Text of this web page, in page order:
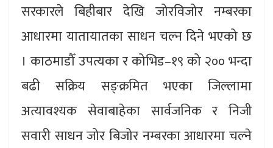
सरकारले बिहीबार देखि जोरविजोर नम्बरका
आधारमा यातायातका साधन चल्न दिने भएको छ
। काठमाडौँ उपत्यका र कोभिड–१९ को २०० भन्दा
बढी सक्रिय सङ्क्रमित भएका जिल्लामा
अत्यावश्यक सेवाबाहेका सार्वजनिक र निजी
सवारी साधन जोर बिजोर नम्बरका आधारमा चल्ने